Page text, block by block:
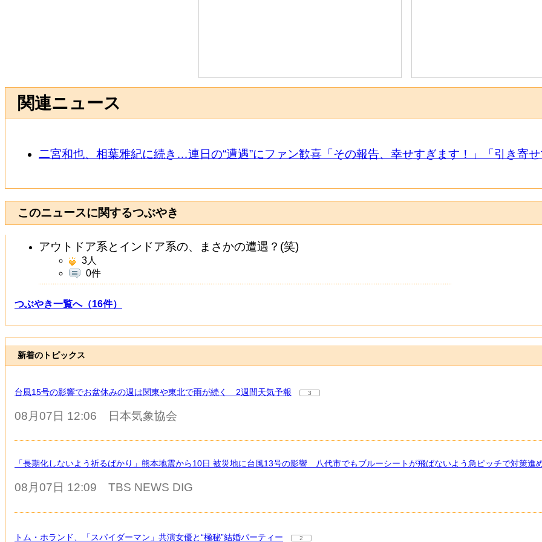
関連ニュース
二宮和也、相葉雅紀に続き…連日の“遭遇”にファン歓喜「その報告、幸せすぎます！」「引き寄
このニュースに関するつぶやき
アウトドア系とインドア系の、まさかの遭遇？(笑)
3人
0件
つぶやき一覧へ（16件）
新着のトピックス
台風15号の影響でお盆休みの週は関東や東北で雨が続く 2週間天気予報 3
08月07日 12:06 日本気象協会
「長期化しないよう祈るばかり」熊本地震から10日 被災地に台風13号の影響 八代市でもブルーシートが飛ばないよう急ピッチで対策進
08月07日 12:09 TBS NEWS DIG
トム・ホランド、「スパイダーマン」共演女優と“極秘”結婚パーティー 2